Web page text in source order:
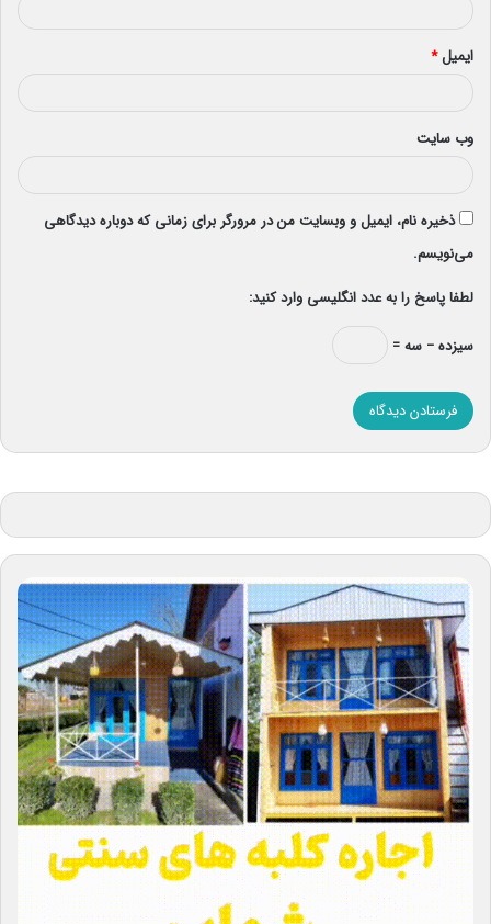
ایمیل*
وب‌ سایت
ذخیره نام، ایمیل و وبسایت من در مرورگر برای زمانی که دوباره دیدگاهی
می‌نویسم.
لطفا پاسخ را به عدد انگلیسی وارد کنید:
سیزده − سه =